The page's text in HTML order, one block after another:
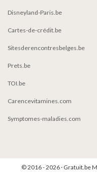
Disneyland-Paris.be
Cartes-de-crédit.be
Sitesderencontresbelges.be
Prets.be
TOI.be
Carencevitamines.com
Symptomes-maladies.com
© 2016 - 2026 · Gratuit.be